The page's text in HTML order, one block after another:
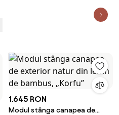
1.645 RON
Modul stânga canapea de